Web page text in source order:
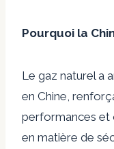
Pourquoi la
Le gaz naturel a
en Chine,
performances et
en matière de